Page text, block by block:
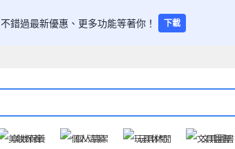
不錯過最新優惠、更多功能等著你！ 下載
美妝保養 個人清潔 玩具休閒 文具圖書